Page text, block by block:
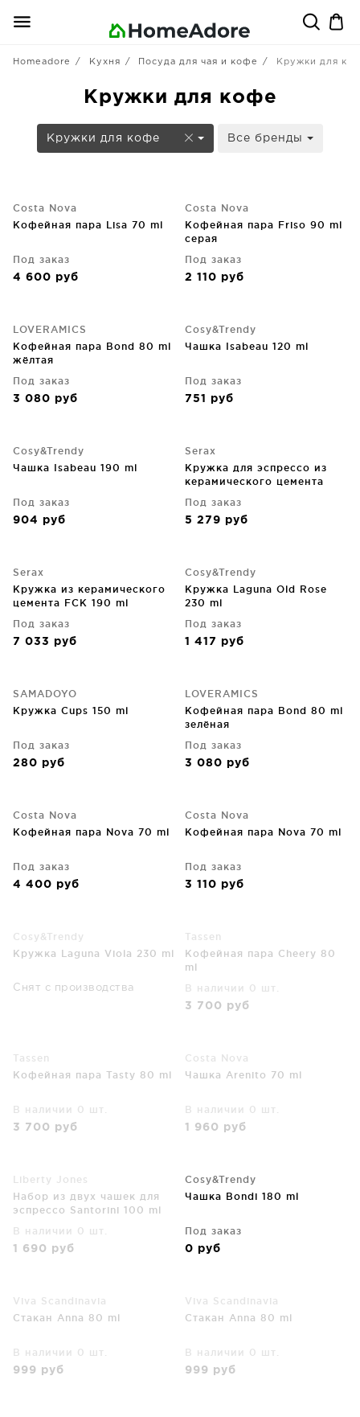
Homeadore Кухня Посуда для чая и кофе Кружки для
Кружки для кофе
Кружки для кофе Все бренды
Costa Nova
Кофейная пара Lisa 70 ml
Под заказ
4 600 руб
Costa Nova
Кофейная пара Friso 90 ml
серая
Под заказ
2 110 руб
LOVERAMICS
Кофейная пара Bond 80 ml
жёлтая
Под заказ
3 080 руб
Cosy&Trendy
Чашка Isabeau 120 ml
Под заказ
751 руб
Cosy&Trendy
Чашка Isabeau 190 ml
Под заказ
904 руб
Serax
Кружка для эспрессо из
керамического цемента
Под заказ
5 279 руб
Serax
Кружка из керамического
цемента FCK 190 ml
Под заказ
7 033 руб
Cosy&Trendy
Кружка Laguna Old Rose
230 ml
Под заказ
1 417 руб
SAMADOYO
Кружка Cups 150 ml
Под заказ
280 руб
LOVERAMICS
Кофейная пара Bond 80 ml
зелёная
Под заказ
3 080 руб
Costa Nova
Кофейная пара Nova 70 ml
Под заказ
4 400 руб
Costa Nova
Кофейная пара Nova 70 ml
Под заказ
3 110 руб
Cosy&Trendy
Кружка Laguna Viola 230 ml
Снят с производства
Tassen
Кофейная пара Cheery 80
ml
В наличии 0 шт.
3 700 руб
Tassen
Кофейная пара Tasty 80 ml
В наличии 0 шт.
3 700 руб
Costa Nova
Чашка Arenito 70 ml
В наличии 0 шт.
1 960 руб
Liberty Jones
Набор из двух чашек для
эспрессо Santorini 100 ml
В наличии 0 шт.
1 690 руб
Cosy&Trendy
Чашка Bondi 180 ml
Под заказ
0 руб
Viva Scandinavia
Стакан Annа 80 ml
В наличии 0 шт.
999 руб
Viva Scandinavia
Стакан Annа 80 ml
В наличии 0 шт.
999 руб